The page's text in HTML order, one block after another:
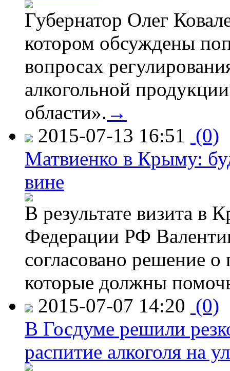
Губернатор Олег
котором обсуждены
вопросах
алкогольной
области». →
2015-07-13 16:51 (0)
Матвиенко в Крыму:
вине
В результате визита в
Федерации РФ
согласовано решение
которые должны
2015-07-07 14:20 (0)
В Госдуме решили
распитие алкоголя на